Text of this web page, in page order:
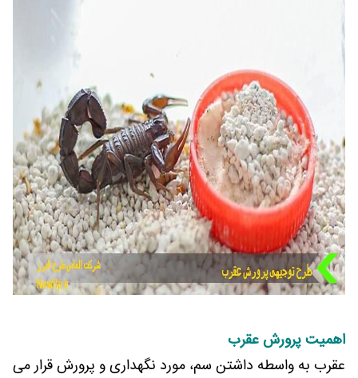
اهمیت پرورش عقرب
عقرب به واسطه داشتن سم، مورد نگهداری و پرورش قرار می